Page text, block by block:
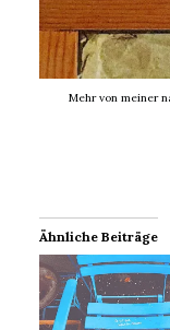
Mehr von meiner
Ähnliche Beiträge